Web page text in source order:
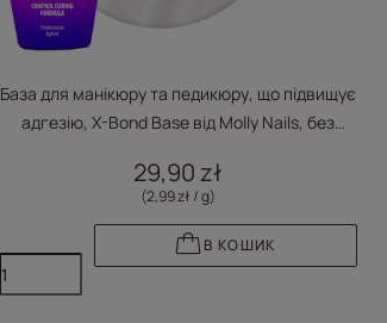
База для манікюру та педикюру, що підвищує
адгезію, X-Bond Base від Molly Nails, без
29,90 zł
(2,99 zł / g)
В КОШИК